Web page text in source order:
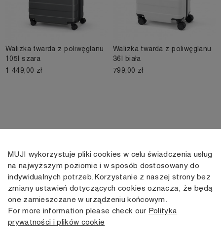
Walizka twarda z poliwęglanu
105l szara
1 449,00 zł
Walizka twarda z poliwęglanu
36l biała
799,00 zł
KONTAKT
+48 505 166 958
zamowienia@muji.com.pl
Infolinia czynna
od poniedziałku do piątku
KONTO
Moje konto
Historia
INFORMACJE
Dostawa
Regulamin
MUJI wykorzystuje pliki cookies w celu świadczenia usług
na najwyższym poziomie i w sposób dostosowany do
indywidualnych potrzeb. Korzystanie z naszej strony bez
zmiany ustawień dotyczących cookies oznacza, że będą
one zamieszczane w urządzeniu końcowym.
For more information please check our Polityka
prywatności i plików cookie